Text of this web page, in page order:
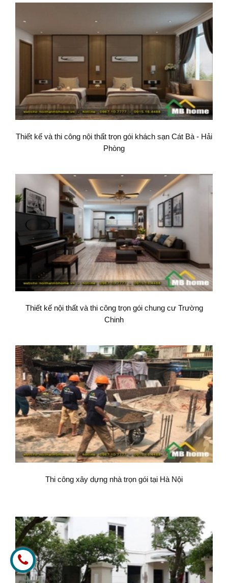
Thiết kế và thi công nội thất trọn gói khách sạn Cát Bà - Hải
Phòng
Thiết kế nội thất và thi công trọn gói chung cư Trường
Chinh
Thi công xây dựng nhà trọn gói tại Hà Nội